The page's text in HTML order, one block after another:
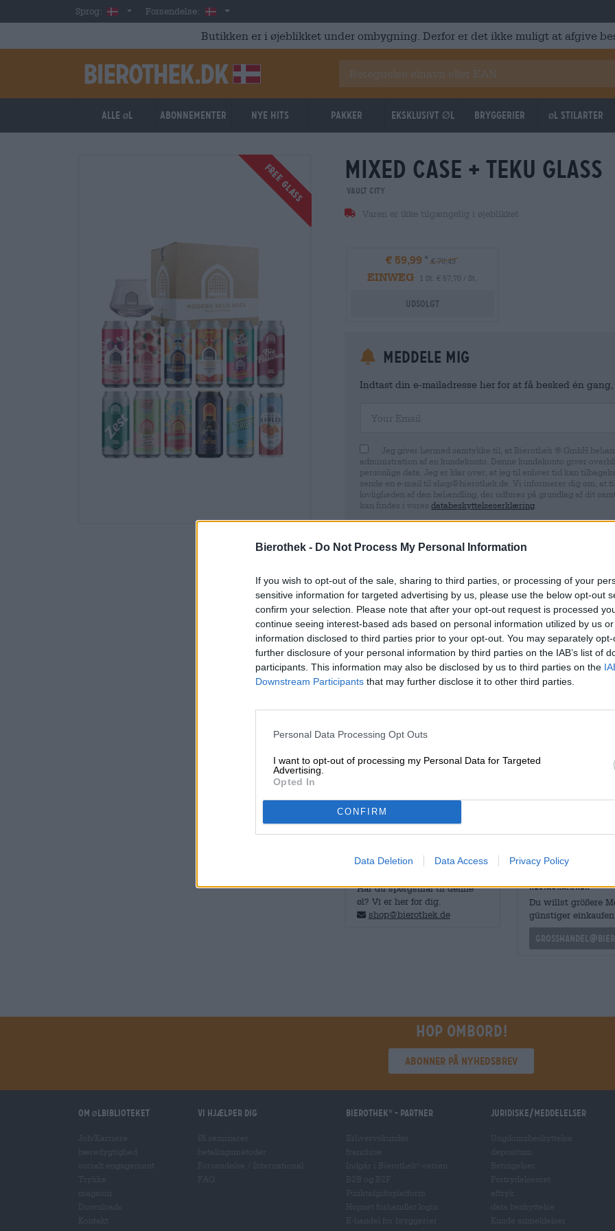
Bierothek - Do Not Process My Personal Information
If you wish to opt-out of the sale, sharing to third parties, or processing of your
sensitive information for targeted advertising by us, please use the below opt-out
confirm your selection. Please note that after your opt-out request is processed
continue seeing interest-based ads based on personal information utilized by us
information disclosed to third parties prior to your opt-out. You may separately
further disclosure of your personal information by third parties on the IAB’s list of
participants. This information may also be disclosed by us to third parties on the
Downstream Participants that may further disclose it to other third parties.
Personal Data Processing Opt Outs
I want to opt-out of processing my Personal Data for Targeted
Advertising.
Opted In
CONFIRM
Data Deletion Data Access Privacy Policy
Skip to main contentSprog: DanishForsendelse: Danmark
Butikken er i øjeblikket under ombygning. Derfor er det ikke muligt at afgive
Alle øl Abonnementer Nye hits Pakker Eksklusivt Øl Bryggerier øl stilarter
FREE GLASS FREE GLASS
mixed case + teku glass
Vault City
Varen er ikke tilgængelig i øjeblikket
€ 59,99 € 70,49
EINWEG 1 St. € 57,70 / St.
Udsolgt
meddele mig
Indtast din e-mailadresse her for at få besked én
Jeg giver hermed samtykke til, at Bierothek ® GmbH
administration af en kundekonto. Denne kundekonto giver
personlige data. Jeg er klar over, at jeg til enhver tid kan
sende en e-mail til shop@bierothek.de. Vi informerer dig om,
lovligheden af ​​den behandling, der udføres på grundlag af dit
kan findes i vores databeskyttelseserklæring
* Priserne er inklusiv lovpligtig moms plus.Forsendelseplus
* Priserne inkluderer forbrugsafgift
Beskrivelse Info kunde anmeldelser
Oplev den dristige, frugtagtige verden af moderne
Vault City, Skotlands højest rangerede mikrobryggeri
Vault City er et uafhængigt håndværksbryggeri og
producerer moderne surøl og stouts i Edinburgh,
produceret mere end 350 unikke øl. Bryggeriet
grænserne for, hvad folk typisk forventer af øl.
Denne Mega Mixed-kasse i begrænset oplag
kraftige smagsoplevelser, saftige frugter og en
der et GRATIS Vault City Teku-smageglas med hver
Har du spørgsmål til denne
øl? Vi er her for dig.
shop@bierothek.de
restauratører
Du willst größere
günstiger
Hop ombord!
Abonner på nyhedsbrev
Om ølbiblioteket Vi hjælper dig Bierothek - Partner Juridiske/meddelelser